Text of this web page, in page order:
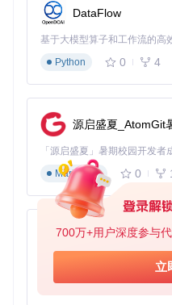
700万+用户深度参与
立
解决：更新至最新版，如
(2024-03-04) 版本
误区2：设置后语言没有变化
排查步骤
确认是否点击OK保存设
检查安装路径是否包含中
u等纯英文路径）
手动结束所有yuzu进程
误区3：部分界面仍显示英文
：部分新功能的语言包
：等待下一版本更新，
看最新语言包更新说明
五、总结与版本管理
通过以上步骤，你已掌握
DataFlow
基于大模型算子和工作流的高
Python
0 4
源启盛夏_AtomGit
Markdown
0
py-xiaozhi
Python
0 1